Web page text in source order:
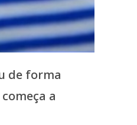
de forma
a